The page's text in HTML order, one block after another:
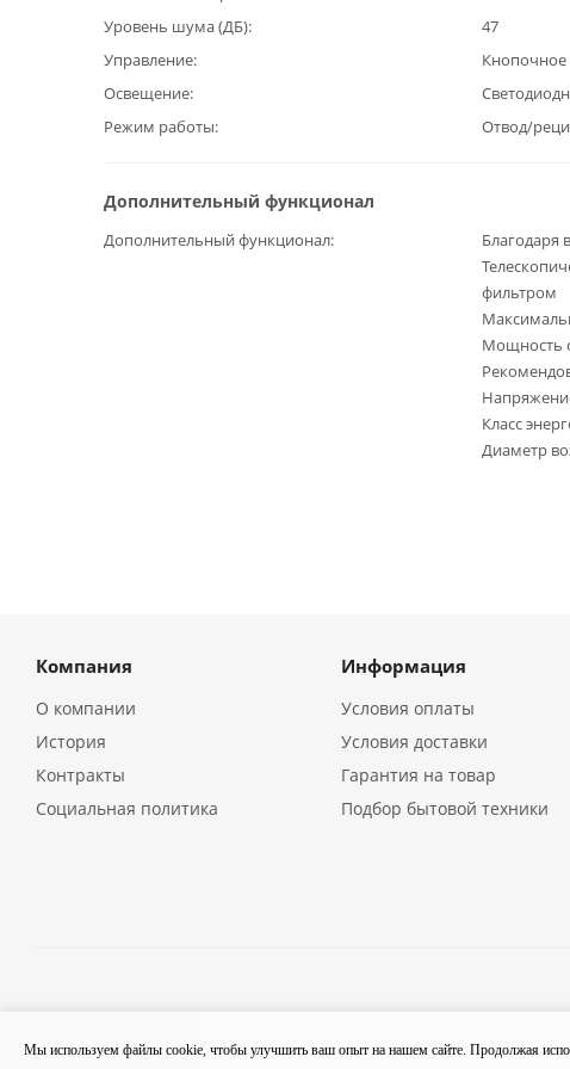
Уровень шума (ДБ)
47
Управление
Кнопочное
Освещение
Режим работы
Отвод/
Дополнительный функционал
Дополнительный функционал
Благодаря
фильтром
Мощность
Класс
Диаметр
Компания
О компании
История
Контракты
Социальная политика
Информация
Условия оплаты
Условия доставки
Гарантия на товар
Подбор бытовой техники
Мы используем файлы cookie, чтобы улучшить ваш опыт на нашем сайте. Продолжая